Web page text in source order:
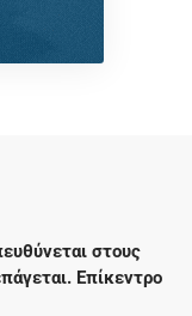
στους
Επίκεντρο